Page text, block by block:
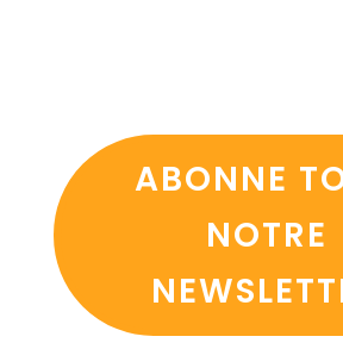
ABONNE
NOTRE